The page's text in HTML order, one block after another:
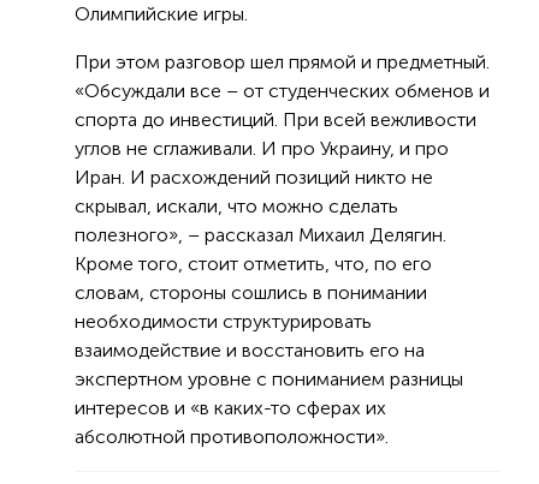
Олимпийские игры.
При этом разговор шел прямой и предметный.
«Обсуждали все – от студенческих обменов и
спорта до инвестиций. При всей вежливости
углов не сглаживали. И про Украину, и про
Иран. И расхождений позиций никто не
скрывал, искали, что можно сделать
полезного», – рассказал Михаил Делягин.
Кроме того, стоит отметить, что, по его
словам, стороны сошлись в понимании
необходимости структурировать
взаимодействие и восстановить его на
экспертном уровне с пониманием разницы
интересов и «в каких-то сферах их
абсолютной противоположности».